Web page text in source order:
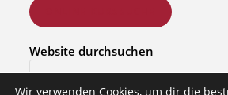
Website durchsuchen
Wir verwenden Cookies, um dir die